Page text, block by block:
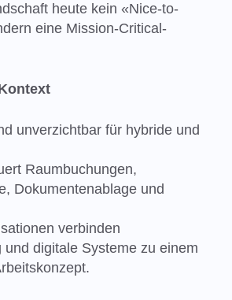
heute kein «Nice-to-
eine Mission-Critical-
unverzichtbar für hybride und
Raumbuchungen,
Dokumentenablage und
verbinden
und digitale Systeme zu einem